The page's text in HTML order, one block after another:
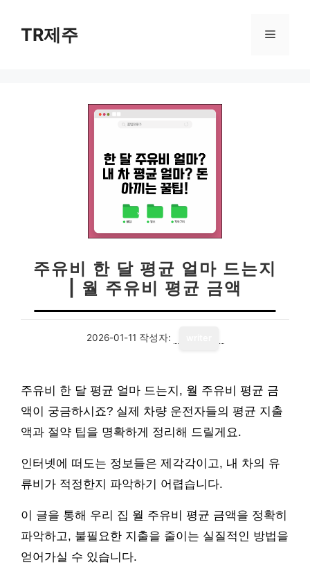
TR제주 메
주유비 한 달 평균 얼마 드는지
| 월 주유비 평균 금액
2026-01-11 작성자:
주유비 한 달 평균 얼마 드는지, 월 주유비 평균 금
액이 궁금하시죠? 실제 차량 운전자들의 평균 지출
액과 절약 팁을 명확하게 정리해 드릴게요.
인터넷에 떠도는 정보들은 제각각이고, 내 차의 유
류비가 적정한지 파악하기 어렵습니다.
이 글을 통해 우리 집 월 주유비 평균 금액을 정확히
파악하고, 불필요한 지출을 줄이는 실질적인 방법을
얻어가실 수 있습니다.